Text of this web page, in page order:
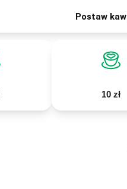
Postaw
10 zł